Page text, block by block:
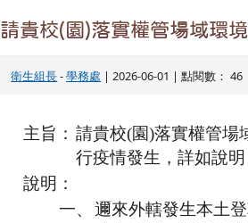
請貴校(園)落實權管場域環
衛生組長-學務處 | 2026-06-01 | 點閱數： 46
主旨： 請貴校(園)落實權管場
行疫情發生，詳如說明
說明：
一、 邇來外轄發生本土